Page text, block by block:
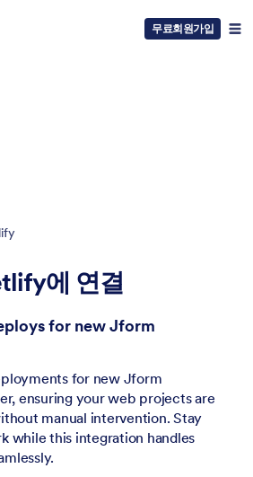
무료회원가입
에 연결
for new Jform
for new Jform
ensuring your web projects are
manual intervention. Stay
while this integration handles